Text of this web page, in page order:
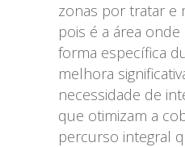
zonas por tratar e
pois é a área
forma específica
melhora
necessidade de
que otimizam a
percurso integral